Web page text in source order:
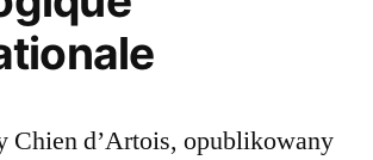
Chien d’Artois, opublikowany